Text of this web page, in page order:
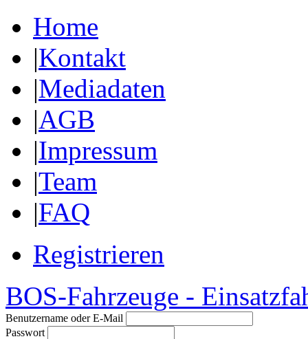
Home
|Kontakt
|Mediadaten
|AGB
|Impressum
|Team
|FAQ
Registrieren
BOS-Fahrzeuge -
Benutzername oder E-Mail
Passwort